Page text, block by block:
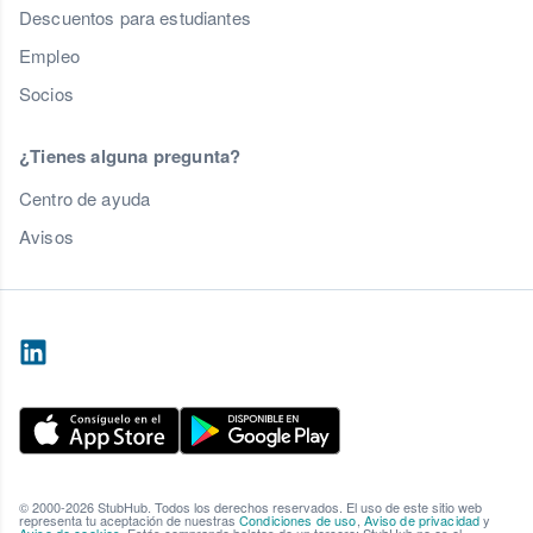
Descuentos para estudiantes
Empleo
Socios
¿Tienes alguna pregunta?
Centro de ayuda
Avisos
© 2000-2026 StubHub. Todos los derechos reservados. El uso de este sitio web
representa tu aceptación de nuestras Condiciones de uso, Aviso de privacidady